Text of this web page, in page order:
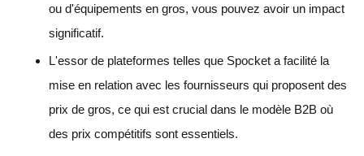
ou d'équipements en gros, vous pouvez avoir un impact
significatif.
L'essor de plateformes telles que Spocket a facilité la
mise en relation avec les fournisseurs qui proposent des
prix de gros, ce qui est crucial dans le modèle B2B où
des prix compétitifs sont essentiels.